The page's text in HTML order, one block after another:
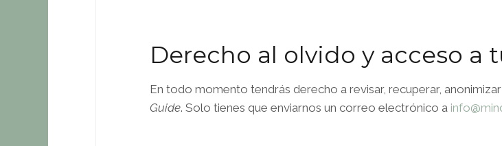
Derecho al olvido y acceso a
En todo momento tendrás derecho a revisar, recuperar,
Guide. Solo tienes que enviarnos un correo electrónico a